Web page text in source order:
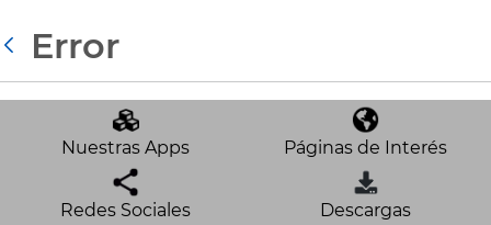
Atrás
Error
Nuestras Apps Páginas de Interés
Redes Sociales Descargas